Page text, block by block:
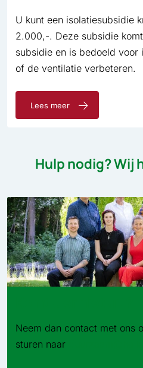
U kunt een isolatiesubsidie
2.000,-. Deze subsidie
subsidie en is bedoeld voor
of de ventilatie verbeteren.
Lees meer
Hulp nodig? Wij
Neem dan contact met ons
sturen naar